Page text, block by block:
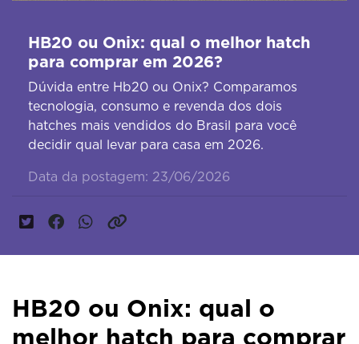
HB20 ou Onix: qual o melhor hatch
para comprar em 2026?
Dúvida entre Hb20 ou Onix? Comparamos
tecnologia, consumo e revenda dos dois
hatches mais vendidos do Brasil para você
decidir qual levar para casa em 2026.
Data da postagem: 23/06/2026
HB20 ou Onix: qual o
melhor hatch para comprar